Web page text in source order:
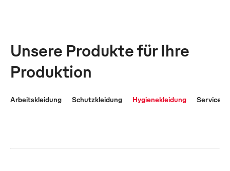
Unsere Produkte für Ihre
Produktion
Arbeitskleidung Schutzkleidung Hygienekleidung